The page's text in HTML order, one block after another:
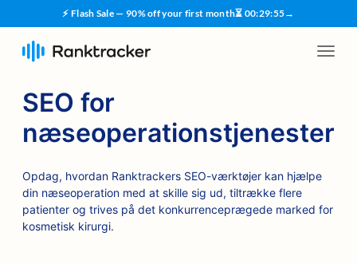
⚡ Flash Sale — 90% off your first month⏳ 00:29:55→
SEO for
næseoperationstjenester
Opdag, hvordan Ranktrackers SEO-værktøjer kan hjælpe
din næseoperation med at skille sig ud, tiltrække flere
patienter og trives på det konkurrenceprægede marked for
kosmetisk kirurgi.